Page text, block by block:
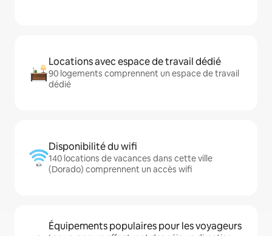
Locations avec espace de travail dédié
90 logements comprennent un espace de travail
dédié
Disponibilité du wifi
140 locations de vacances dans cette ville
(Dorado) comprennent un accès wifi
Équipements populaires pour les voyageurs